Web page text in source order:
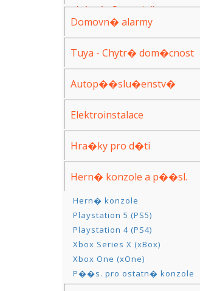
ak�n�, Spy, mini)
Domovn� alarmy
Tuya - Chytr� dom�cnost
Autop��slu�enstv�
Elektroinstalace
Hra�ky pro d�ti
Hern� konzole a p��sl.
Hern� konzole
Playstation 5 (PS5)
Playstation 4 (PS4)
Xbox Series X (xBox)
Xbox One (xOne)
P��s. pro ostatn� konzole